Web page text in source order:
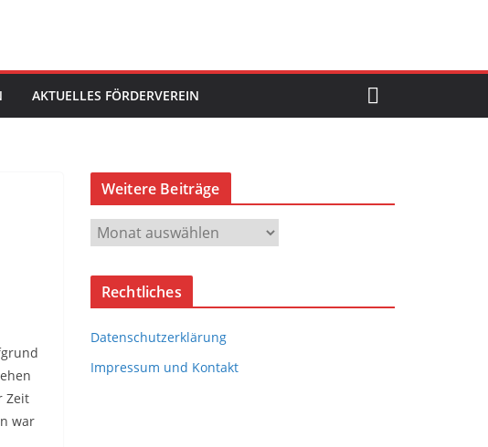
AKTUELLES FÖRDERVEREIN
Zeit
war
Weitere Beiträge
W
e
i
r
e
Rechtliches
Datenschutzerklärung
Impressum und Kontakt